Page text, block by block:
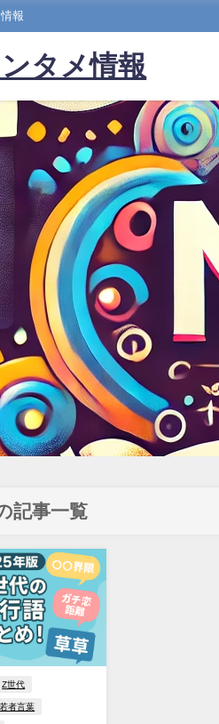
報
タメ情報
記事一覧
Z世代
若者言葉